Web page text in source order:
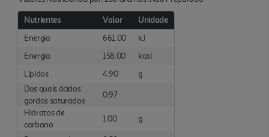
Nutrientes Valor
Unidade
Energia
661.00
kJ
Energia
158.00
kcal
Lípidos
4.90
g
Dos quais ácidos
gordos saturados
0.97
Hidratos de
carbono
1.00 g